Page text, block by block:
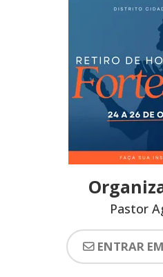
Pastor
ENTRAR